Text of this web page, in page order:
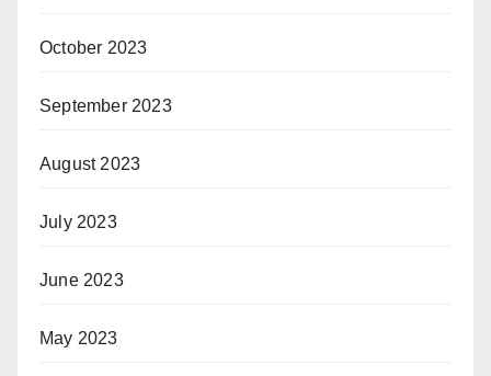
October 2023
September 2023
August 2023
July 2023
June 2023
May 2023